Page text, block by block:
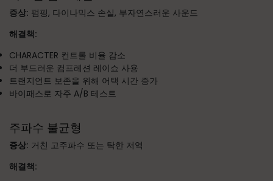
증상: 펌핑, 다이나믹스 손실, 부자연스러운 사운드
해결책:
CHARACTER 컨트롤 비율 감소
더 부드러운 컴프레션 레이쇼 사용
트랜지언트 보존을 위해 어택 시간 증가
바이패스로 자주 A/B 테스트
주파수 불균형
증상: 거친 고주파수 또는 탁한 저역
해결책: